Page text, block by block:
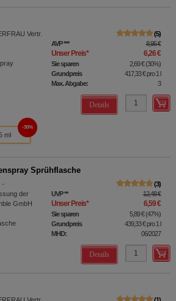
Vertr.
5
AVP*** 8,95 €
Unser Preis* 6,26 €
Sie sparen 2,69 €(30%)
Grundpreis
417,33 €pro 1 l
Max. Abgabe:
3
Details
ml
30%
Sprühflasche
-
der
GmbH
3
UVP** 12,48 €
Unser Preis* 6,59 €
Sie sparen 5,89 €(47%)
Grundpreis
439,33 €pro 1 l
MHD:
06/2027
Details